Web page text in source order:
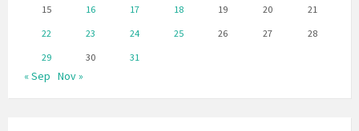
15
16 17 18 19 20
21
22
23 24 25 26 27
28
29
30 31
« Sep Nov »